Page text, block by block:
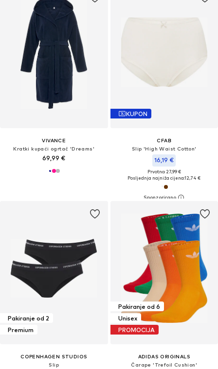
VIVANCE
Kratki kupaći ogrtač 'Dreams'
69,99 €
KUPON
CFAB
Slip 'High Waist Cotton'
16,19 €
Prvotno: 27,99 €
Posljednja najniža cijena:12,74 €
Pakiranje od 2
Premium
COPENHAGEN STUDIOS
Slip
Pakiranje od 6
Unisex
PROMOCIJA
ADIDAS ORIGINALS
Čarape 'Trefoil Cushion'